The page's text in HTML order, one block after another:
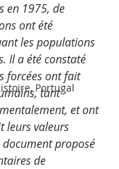
Portugal
en 1975, de
ont été
les populations
Il a été constaté
forcées ont fait
tant
et ont
leurs valeurs
proposé
de